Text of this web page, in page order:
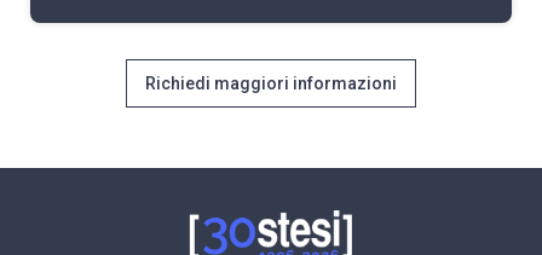
Richiedi maggiori informazioni